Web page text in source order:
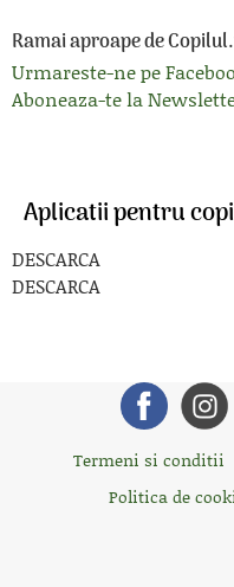
Ramai aproape de
Urmareste-ne pe
Aboneaza-te la
Aplicatii pentru
DESCARCA
DESCARCA
Termeni si conditii
Politica de